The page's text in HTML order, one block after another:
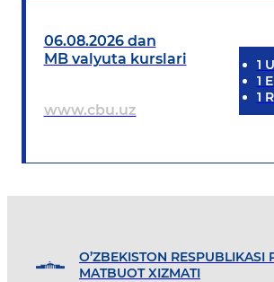
06.08.2026 dan
MB valyuta kurslari
www.cbu.uz
1
1
1
O’ZBEKISTON RESPUBLIKASI
MATBUOT XIZMATI